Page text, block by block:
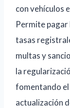
con vehículos
Permite pagar
tasas
multas y
la
fomentando
actualización